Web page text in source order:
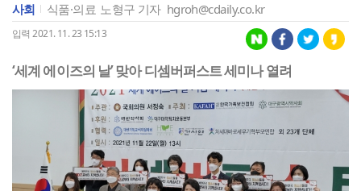
사회 식품·의료 노형구 기자 hgroh@cdaily.co.kr
입력 2021. 11. 23 15:13
‘세계 에이즈의 날’ 맞아 디셈버퍼스트 세미나 열려